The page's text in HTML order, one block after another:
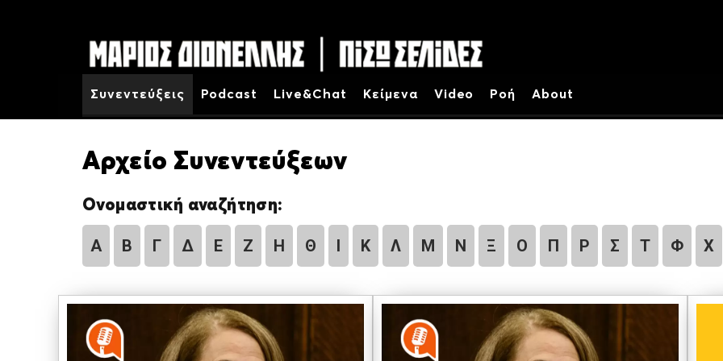
Συνεντεύξεις Podcast Live&Chat Κείμενα Video Ροή About
Αρχείο Συνεντεύξεων
Ονομαστική αναζήτηση:
Α Β Γ Δ Ε Ζ Η Θ Ι Κ Λ Μ Ν Ξ Ο Π Ρ Σ Τ Φ Χ